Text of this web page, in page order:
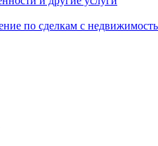
по сделкам с